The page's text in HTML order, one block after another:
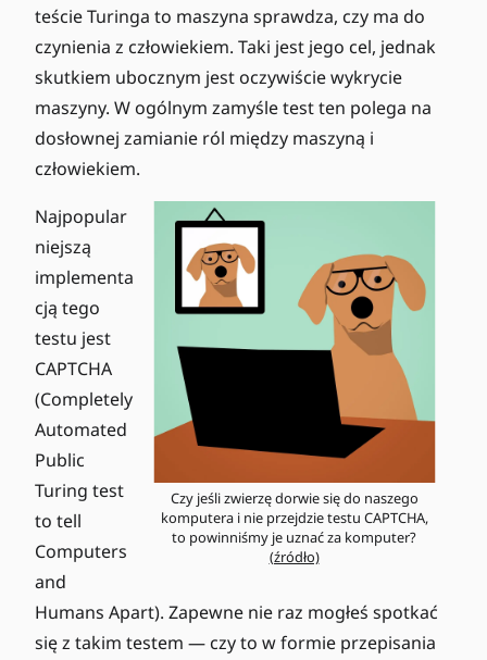
teście Turinga to maszyna sprawdza, czy ma do
czynienia z człowiekiem. Taki jest jego cel, jednak
skutkiem ubocznym jest oczywiście wykrycie
maszyny. W ogólnym zamyśle test ten polega na
dosłownej zamianie ról między maszyną i
człowiekiem.
Czy jeśli zwierzę dorwie się do naszego
komputera i nie przejdzie testu CAPTCHA,
to powinniśmy je uznać za komputer?
(źródło)
Najpopular
niejszą
implementa
cją tego
testu jest
CAPTCHA
(Completely
Automated
Public
Turing test
to tell
Computers
and
Humans Apart). Zapewne nie raz mogłeś spotkać
się z takim testem — czy to w formie przepisania